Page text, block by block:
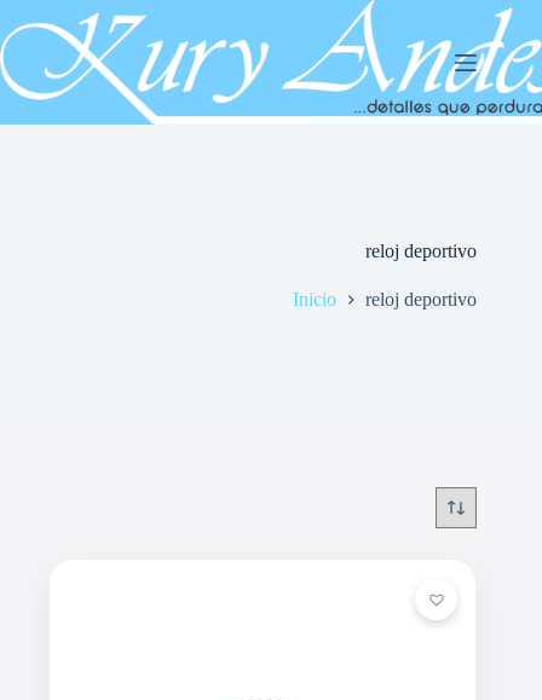
al
contenido
reloj deportivo
Inicio reloj deportivo